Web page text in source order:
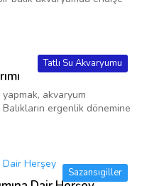
Tatlı Su Akvaryumu
yapmak, akvaryum
ergenlik dönemine
Sazansıgiller